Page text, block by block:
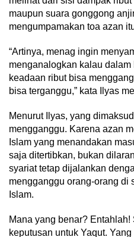
maupun suara gonggong
mengumpamakan toa azan
“Artinya, menag ingin
menganalogkan kalau
keadaan ribut bisa
bisa terganggu,” kata Ilyas
Menurut Ilyas, yang
mengganggu. Karena azan
Islam yang menandakan
saja ditertibkan, bukan
syariat tetap dijalankan
mengganggu orang-orang di
Islam.
Mana yang benar?
keputusan untuk Yaqut.